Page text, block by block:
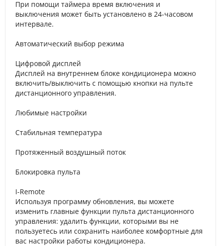
При помощи таймера время включения и
выключения может быть установлено в 24-часовом
интервале.
Автоматический выбор режима
Цифровой дисплей
Дисплей на внутреннем блоке кондиционера можно
включить/выключить с помощью кнопки на пульте
дистанционного управления.
Любимые настройки
Стабильная температура
Протяженный воздушный поток
Блокировка пульта
I-Remote
Используя программу обновления, вы можете
изменить главные функции пульта дистанционного
управления: удалить функции, которыми вы не
пользуетесь или сохранить наиболее комфортные для
вас настройки работы кондиционера.